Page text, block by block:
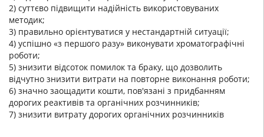
2) суттєво підвищити надійність використовуваних
методик;
3) правильно орієнтуватися у нестандартній ситуації;
4) успішно «з першого разу» виконувати хроматографічні
роботи;
5) знизити відсоток помилок та браку, що дозволить
відчутно знизити витрати на повторне виконання роботи;
6) значно заощадити кошти, пов'язані з придбанням
дорогих реактивів та органічних розчинників;
7) знизити витрату дорогих органічних розчинників